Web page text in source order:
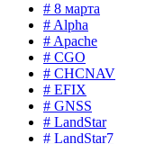
# 8 марта
# Alpha
# Apache
# CGO
# CHCNAV
# EFIX
# GNSS
# LandStar
# LandStar7